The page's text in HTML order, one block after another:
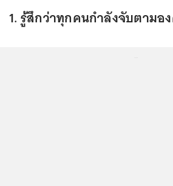
1. รู้สึกว่าทุกคนกำลังจับตามอ